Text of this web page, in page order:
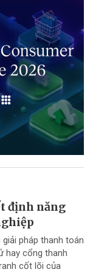
định năng
pháp thanh toán
hay cổng thanh
cốt lõi của